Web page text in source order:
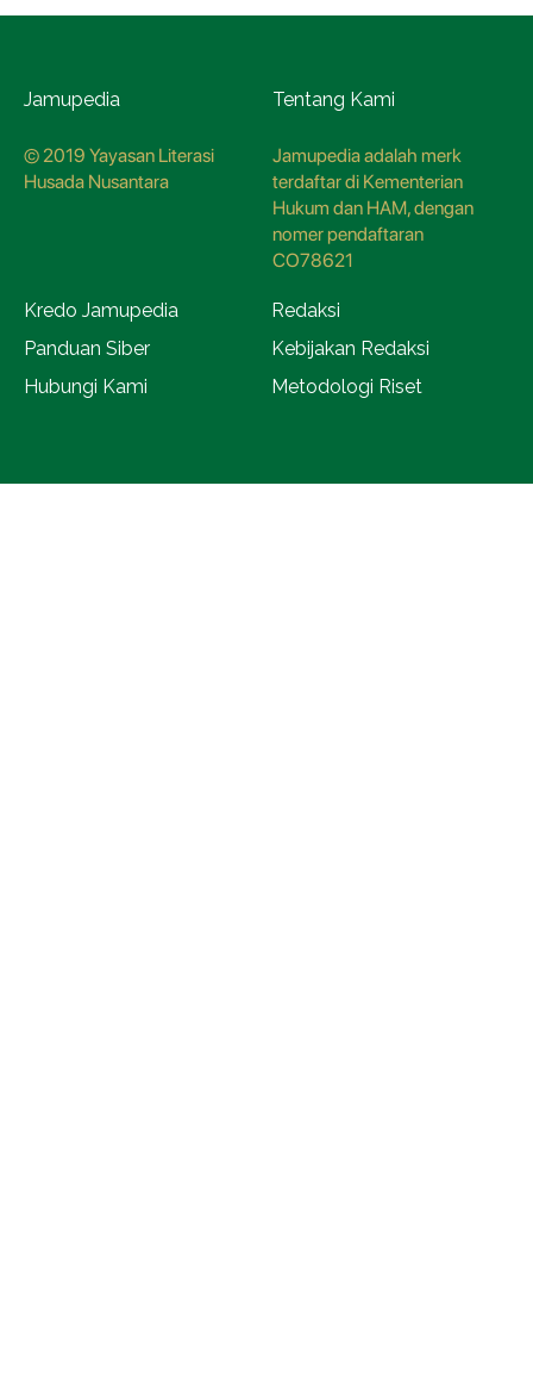
Jamupedia
© 2019 Yayasan Literasi
Husada Nusantara
Tentang Kami
Jamupedia adalah merk
terdaftar di Kementerian
Hukum dan HAM, dengan
nomer pendaftaran
CO78621
Kredo Jamupedia
Redaksi
Panduan Siber
Kebijakan Redaksi
Hubungi Kami
Metodologi Riset